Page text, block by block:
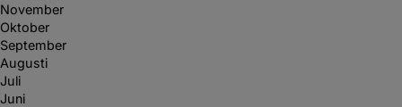
November
Oktober
September
Augusti
Juli
Juni